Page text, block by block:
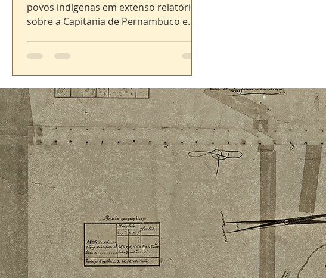
povos indígenas em extenso relatório
sobre a Capitania de Pernambuco e